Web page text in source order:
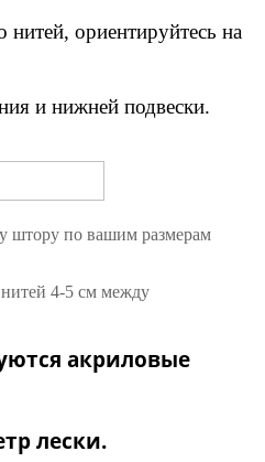
нитей, ориентируйтесь на
и нижней подвески.
штору по вашим размерам
4-5 см между
акриловые
лески.